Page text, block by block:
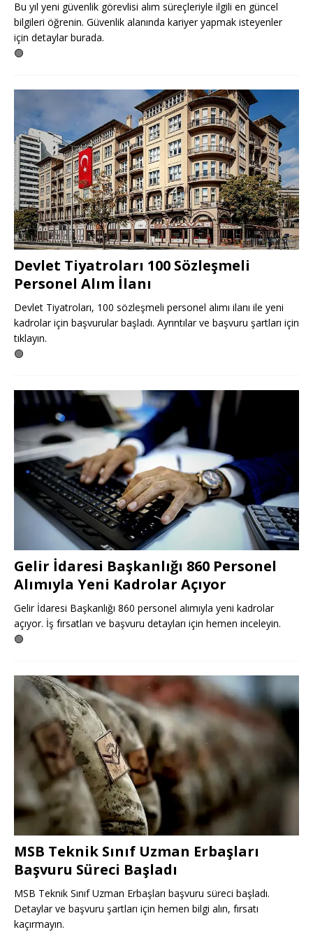
Bu yıl yeni güvenlik görevlisi alım süreçleriyle ilgili en güncel
bilgileri öğrenin. Güvenlik alanında kariyer yapmak isteyenler
için detaylar burada.
🟢
Devlet Tiyatroları 100 Sözleşmeli
Personel Alım İlanı
Devlet Tiyatroları, 100 sözleşmeli personel alımı ilanı ile yeni
kadrolar için başvurular başladı. Ayrıntılar ve başvuru şartları için
tıklayın.
🟢
Gelir İdaresi Başkanlığı 860 Personel
Alımıyla Yeni Kadrolar Açıyor
Gelir İdaresi Başkanlığı 860 personel alımıyla yeni kadrolar
açıyor. İş fırsatları ve başvuru detayları için hemen inceleyin.
🟢
MSB Teknik Sınıf Uzman Erbaşları
Başvuru Süreci Başladı
MSB Teknik Sınıf Uzman Erbaşları başvuru süreci başladı.
Detaylar ve başvuru şartları için hemen bilgi alın, fırsatı
kaçırmayın.